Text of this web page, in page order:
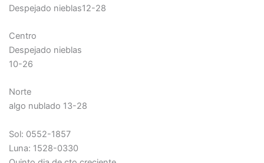
Despejado nieblas12-28
Centro
Despejado nieblas
10-26
Norte
algo nublado 13-28
Sol: 0552-1857
Luna: 1528-0330